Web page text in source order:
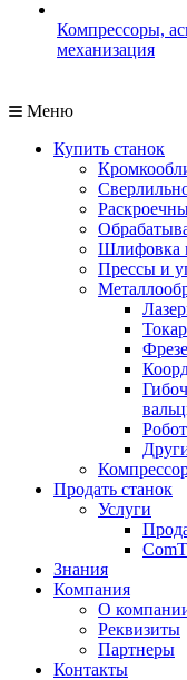
Компрессоры,
механизация
Меню
Купить станок
Шлифовка
Прессы и
Продать станок
Услуги
Знания
Компания
О
Реквизиты
Партнеры
Контакты